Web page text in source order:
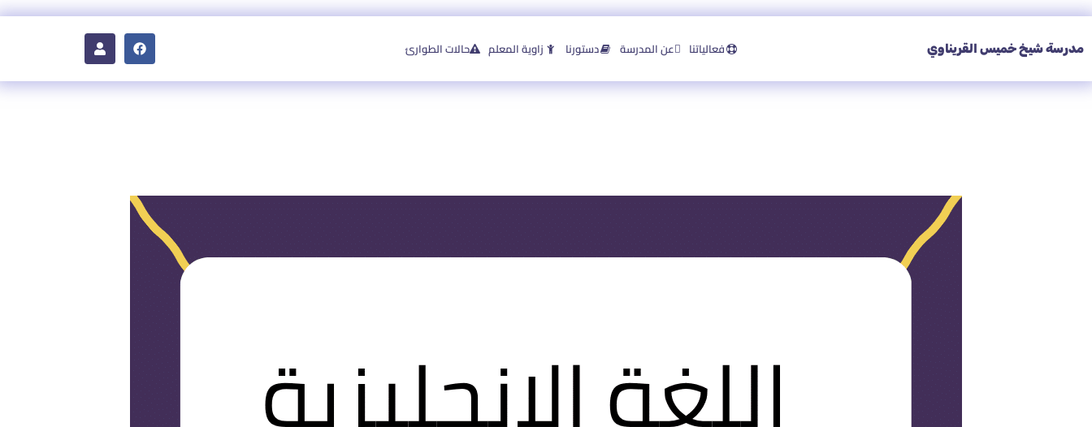
مدرسة شيخ خميس القريناوي فعالياتنا عن المدرسة دستورنا زاوية المعلم حالات الطوارئ